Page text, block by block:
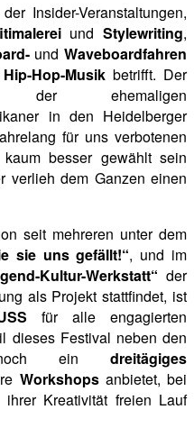
Insider-Veranstaltungen,
undStylewriting,
und Waveboardfahren
Hop-Musik betrifft. Der
der ehemaligen
in den Heidelberger
für uns verbotenen
besser gewählt sein
verlieh dem Ganzen einen
seit mehreren unter dem
sie uns gefällt!“, und im
Kultur-Werkstatt“ der
als Projekt stattfindet, ist
für alle engagierten
dieses Festival neben den
noch ein dreitägiges
Workshopsanbietet, bei
Kreativität freien Lauf